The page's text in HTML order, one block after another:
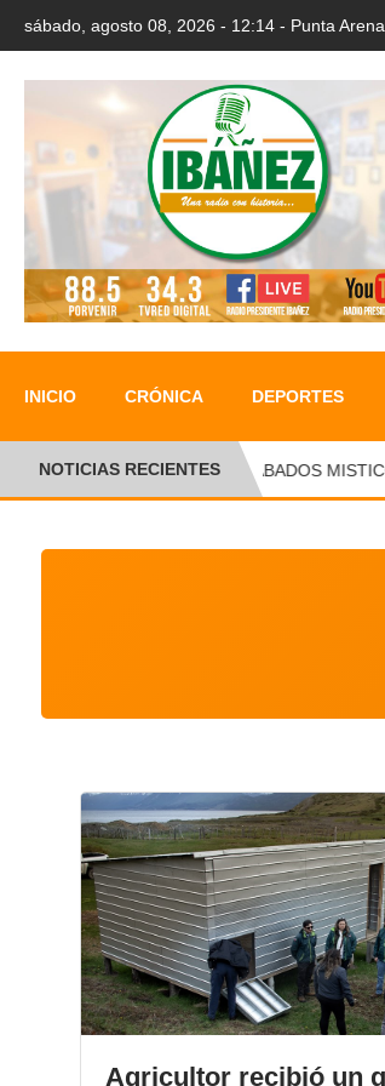
sábado, agosto 08, 2026 - 12:14 - Punta
INICIO CRÓNICA DEPORTES
NOTICIAS RECIENTESSABADOS
Agricultor recibió un